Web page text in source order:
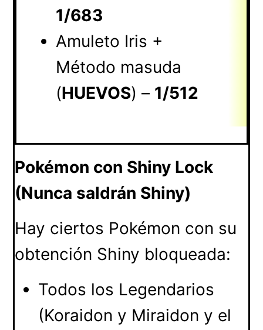
1/683
Amuleto Iris +
Método masuda
(HUEVOS) – 1/512
Pokémon con Shiny Lock
(Nunca saldrán Shiny)
Hay ciertos Pokémon con su
obtención Shiny bloqueada:
Todos los Legendarios
(Koraidon y Miraidon y el